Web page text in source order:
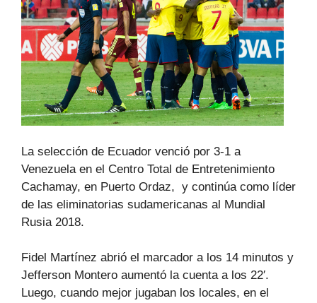
La selección de Ecuador venció por 3-1 a
Venezuela en el Centro Total de Entretenimiento
Cachamay, en Puerto Ordaz, y continúa como líder
de las eliminatorias sudamericanas al Mundial
Rusia 2018.
Fidel Martínez abrió el marcador a los 14 minutos y
Jefferson Montero aumentó la cuenta a los 22′.
Luego, cuando mejor jugaban los locales, en el